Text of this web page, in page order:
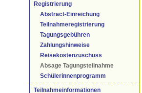
Registrierung
Abstract-Einreichung
Teilnahmeregistrierung
Tagungsgebühren
Zahlungshinweise
Reisekostenzuschuss
Absage Tagungsteilnahme
Schülerinnenprogramm
Teilnahmeinformationen